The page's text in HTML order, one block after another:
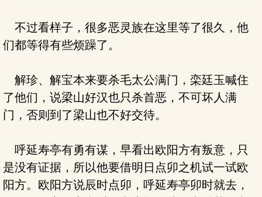
不过看样子，很多恶灵族在这里等了很久，他
们都等得有些烦躁了。
解珍、解宝本来要杀毛太公满门，栾廷玉喊住
了他们，说梁山好汉也只杀首恶，不可坏人满
门，否则到了梁山也不好交待。
呼延寿亭有勇有谋，早看出欧阳方有叛意，只
是没有证据，所以他要借明日点卯之机试一试欧
阳方。欧阳方说辰时点卯，呼延寿亭卯时就去，